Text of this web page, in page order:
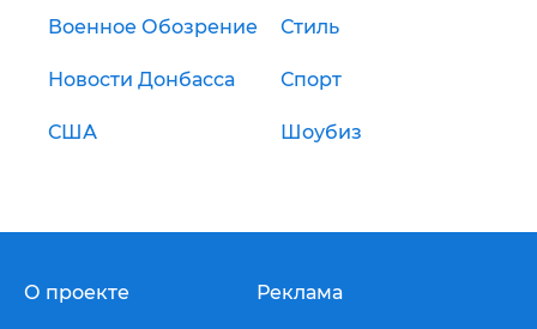
Военное Обозрение Стиль
Новости Донбасса Спорт
США Шоубиз
О проекте Реклама